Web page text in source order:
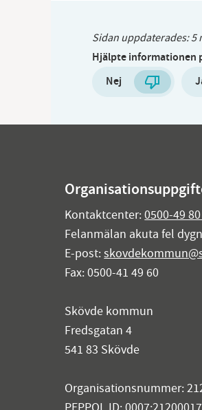
Sidan uppdaterades:5
Hjälpte informationen
Nej
Kontaktcenter:0500-49
Felanmälan akuta fel
E-post:
Fax: 0500-41 49 60
Skövde kommun
Fredsgatan 4
541 83 Skövde
Organisationsnummer: